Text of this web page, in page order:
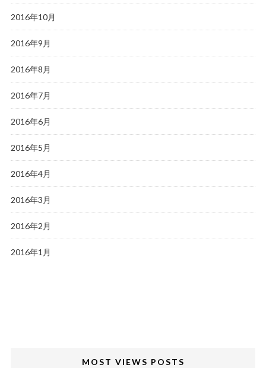
2016年10月
2016年9月
2016年8月
2016年7月
2016年6月
2016年5月
2016年4月
2016年3月
2016年2月
2016年1月
MOST VIEWS POSTS